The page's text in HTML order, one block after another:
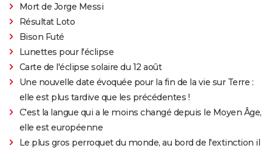
Mort de Jorge Messi
Résultat Loto
Bison Futé
Lunettes pour l'éclipse
Carte de l'éclipse solaire du 12 août
Une nouvelle date évoquée pour la fin de la vie sur Terre :
elle est plus tardive que les précédentes !
C'est la langue qui a le moins changé depuis le Moyen Âge,
elle est européenne
Le plus gros perroquet du monde, au bord de l'extinction il